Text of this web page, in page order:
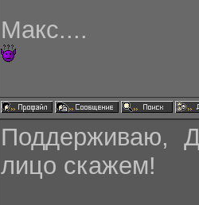
Макс....
Поддерживаю,
лицо скажем!